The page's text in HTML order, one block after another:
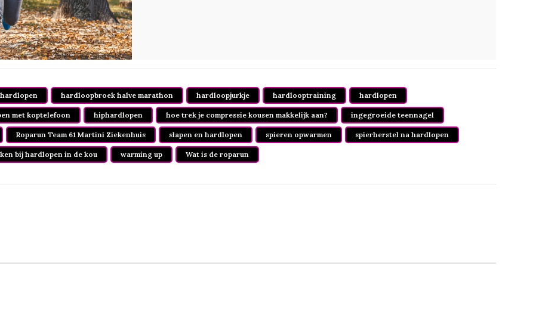
hardloopbroek halve marathon hardloopjurkje hardlooptraining hardlopen
met koptelefoon hiphardlopen hoe trek je compressie kousen makkelijk aan? ingegroeide teennagel
Roparun Team 61 Martini Ziekenhuis slapen en hardlopen spieren opwarmen spierherstel na hardlopen
bij hardlopen in de kou warming up Wat is de roparun